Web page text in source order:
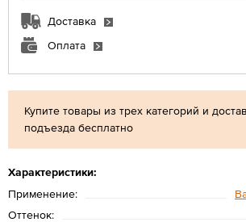
Купите товары из трех категорий и
подъезда бесплатно
Характеристики:
Применение:
Оттенок:
Доставка
Оплата